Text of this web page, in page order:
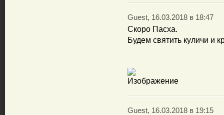
Guest, 16.03.2018 в 18:47
Скоро Пасха.
Будем святить куличи и
Guest, 16.03.2018 в 19:15